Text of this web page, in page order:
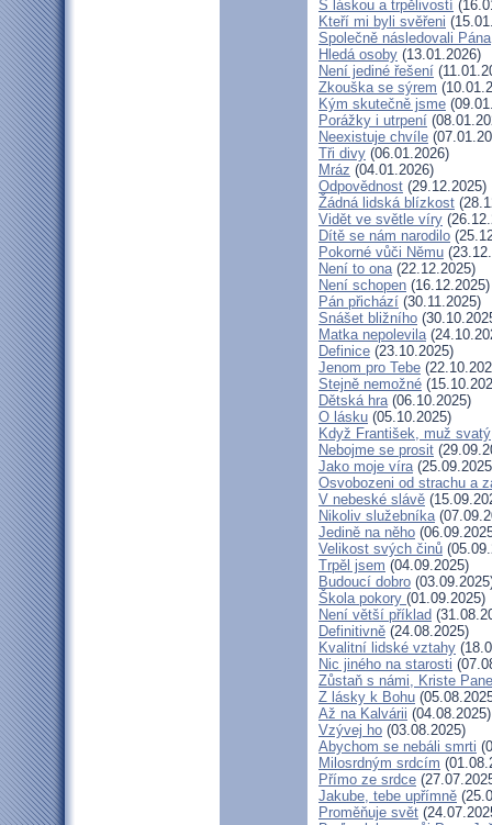
S láskou a trpělivostí
Kteří mi byli svěřeni
Společně následovali Pána
Hledá osoby (13.01.2026)
Není jediné řešení
Zkouška se sýrem
Kým skutečně jsme
Porážky i utrpení
Neexistuje chvíle
Tři divy (06.01.2026)
Mráz (04.01.2026)
Odpovědnost (29.12.2025)
Žádná lidská blízkost
Vidět ve světle víry
Dítě se nám narodilo
Pokorné vůči Němu
Není to ona(22.12.2025)
Není schopen (16.12.2025)
Pán přichází (30.11.2025)
Snášet bližního
Matka nepolevila
Definice (23.10.2025)
Jenom pro Tebe
Stejně nemožné
Dětská hra(06.10.2025)
O lásku (05.10.2025)
Když František, muž svatý
Nebojme se prosit
Jako moje víra
Osvobozeni od strachu a
V nebeské slávě
Nikoliv služebníka
Jedině na něho
Velikost svých činů
Trpěl jsem (04.09.2025)
Budoucí dobro
Škola pokory (01.09.2025)
Není větší příklad
Definitivně (24.08.2025)
Kvalitní lidské vztahy
Nic jiného na starosti
Zůstaň s námi, Kriste Pane
Z lásky k Bohu
Až na Kalvárii (04.08.2025)
Vzývej ho (03.08.2025)
Abychom se nebáli smrti
Milosrdným srdcím
Přímo ze srdce
Jakube, tebe upřímně
Proměňuje svět